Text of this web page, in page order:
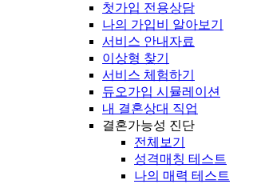
첫가입 전용상담
나의 가입비 알아보기
서비스 안내자료
이상형 찾기
서비스 체험하기
듀오가입 시뮬레이션
내 결혼상대 직업
결혼가능성 진단
전체보기
성격매칭 테스트
나의 매력 테스트